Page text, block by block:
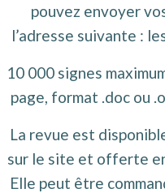
pouvez envoyer
l’adresse suivante :
10 000 signes
page, format .doc ou
La revue est
sur le site et offerte
Elle peut être